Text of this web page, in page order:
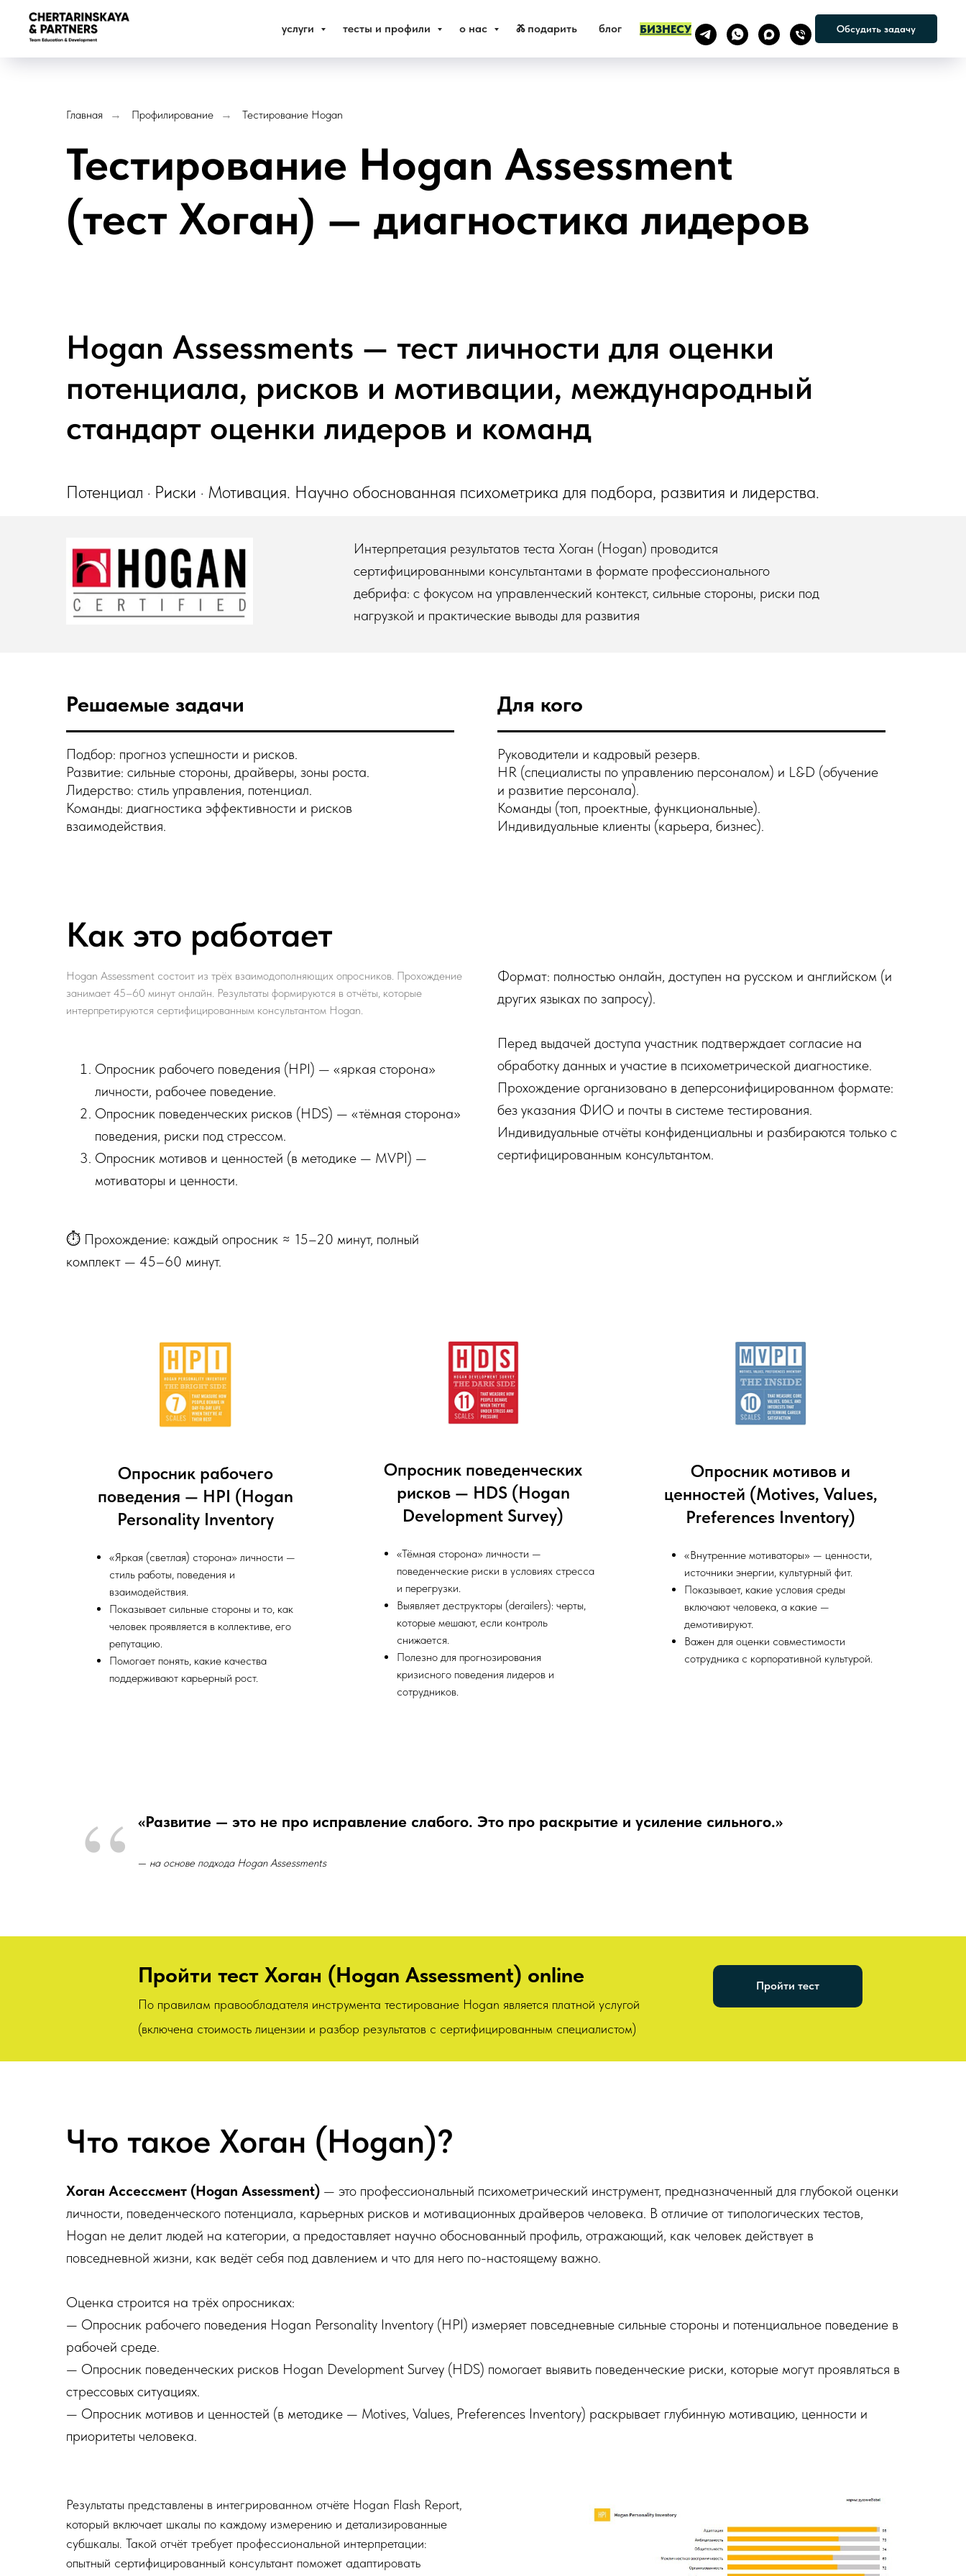
услуги тесты и профили о нас Ⰶ подарить блог БИЗНЕСУ Обсудить задачу
Главная → Профилирование → Тестирование Hogan
Тестирование Hogan Assessment
(тест Хоган) — диагностика лидеров
Hogan Assessments — тест личности для оценки
потенциала, рисков и мотивации, международный
стандарт оценки лидеров и команд
Потенциал · Риски · Мотивация. Научно обоснованная психометрика для подбора, развития и лидерства.
Интерпретация результатов теста Хоган (Hogan) проводится
сертифицированными консультантами в формате профессионального
дебрифа: с фокусом на управленческий контекст, сильные стороны, риски под
нагрузкой и практические выводы для развития
Решаемые задачи
Подбор: прогноз успешности и рисков.
Развитие: сильные стороны, драйверы, зоны роста.
Лидерство: стиль управления, потенциал.
Команды: диагностика эффективности и рисков
взаимодействия.
Для кого
Руководители и кадровый резерв.
HR (специалисты по управлению персоналом) и L&D (обучение
и развитие персонала).
Команды (топ, проектные, функциональные).
Индивидуальные клиенты (карьера, бизнес).
Как это работает
Hogan Assessment состоит из трёх взаимодополняющих опросников. Прохождение
занимает 45–60 минут онлайн. Результаты формируются в отчёты, которые
интерпретируются сертифицированным консультантом Hogan.
Опросник рабочего поведения (HPI) — «яркая сторона»
личности, рабочее поведение.
Опросник поведенческих рисков (HDS) — «тёмная сторона»
поведения, риски под стрессом.
Опросник мотивов и ценностей (в методике — MVPI) —
мотиваторы и ценности.
⏱ Прохождение: каждый опросник ≈ 15–20 минут, полный
комплект — 45–60 минут.
Формат: полностью онлайн, доступен на русском и английском (и
других языках по запросу).
Перед выдачей доступа участник подтверждает согласие на
обработку данных и участие в психометрической диагностике.
Прохождение организовано в деперсонифицированном формате:
без указания ФИО и почты в системе тестирования.
Индивидуальные отчёты конфиденциальны и разбираются только с
сертифицированным консультантом.
Опросник рабочего
поведения — HPI (Hogan
Personality Inventory
«Яркая (светлая) сторона» личности —
стиль работы, поведения и
взаимодействия.
Показывает сильные стороны и то, как
человек проявляется в коллективе, его
репутацию.
Помогает понять, какие качества
поддерживают карьерный рост.
Опросник поведенческих
рисков — HDS (Hogan
Development Survey)
«Тёмная сторона» личности —
поведенческие риски в условиях стресса
и перегрузки.
Выявляет деструкторы (derailers): черты,
которые мешают, если контроль
снижается.
Полезно для прогнозирования
кризисного поведения лидеров и
сотрудников.
Опросник мотивов и
ценностей (Motives, Values,
Preferences Inventory)
«Внутренние мотиваторы» — ценности,
источники энергии, культурный фит.
Показывает, какие условия среды
включают человека, а какие —
демотивируют.
Важен для оценки совместимости
сотрудника с корпоративной культурой.
“ «Развитие — это не про исправление слабого. Это про раскрытие и усиление сильного.»
— на основе подхода Hogan Assessments
Пройти тест Хоган (Hogan Assessment) online
По правилам правообладателя инструмента тестирование Hogan является платной услугой
(включена стоимость лицензии и разбор результатов с сертифицированным специалистом)
Пройти тест
Что такое Хоган (Hogan)?
Хоган Ассессмент (Hogan Assessment) — это профессиональный психометрический инструмент, предназначенный для глубокой оценки
личности, поведенческого потенциала, карьерных рисков и мотивационных драйверов человека. В отличие от типологических тестов,
Hogan не делит людей на категории, а предоставляет научно обоснованный профиль, отражающий, как человек действует в
повседневной жизни, как ведёт себя под давлением и что для него по-настоящему важно.
Оценка строится на трёх опросниках:
— Опросник рабочего поведения Hogan Personality Inventory (HPI) измеряет повседневные сильные стороны и потенциальное поведение в
рабочей среде.
— Опросник поведенческих рисков Hogan Development Survey (HDS) помогает выявить поведенческие риски, которые могут проявляться в
стрессовых ситуациях.
— Опросник мотивов и ценностей (в методике — Motives, Values, Preferences Inventory) раскрывает глубинную мотивацию, ценности и
приоритеты человека.
Результаты представлены в интегрированном отчёте Hogan Flash Report,
который включает шкалы по каждому измерению и детализированные
субшкалы. Такой отчёт требует профессиональной интерпретации:
опытный сертифицированный консультант поможет адаптировать